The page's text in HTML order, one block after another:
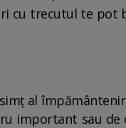
cu trecutul te pot
al
important sau de